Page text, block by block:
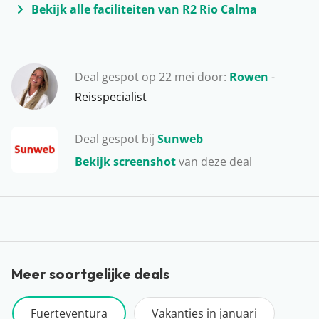
Deal gespot op 22 mei door: Rowen -
Reisspecialist
Deal gespot bij Sunweb
Bekijk screenshotvan deze deal
dit Spaanse eiland voor jullie in petto heeft. Leuk om te
doen: huur een auto en verken de leuke
Bekijk alle faciliteiten van R2 Rio Calma
Meer soortgelijke deals
Fuerteventura Vakanties in januari